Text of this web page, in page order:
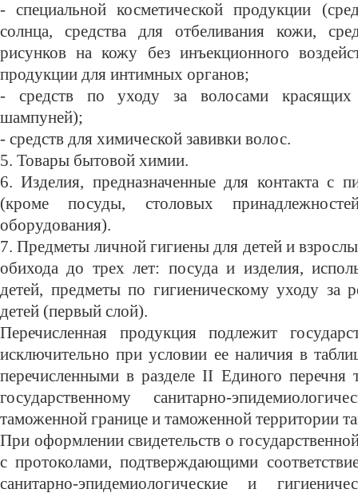
- специальной косметической продукции
солнца, средства для отбеливания кожи,
рисунков на кожу без инъекционного
продукции для интимных органов;
- средств по уходу за волосами красящих
шампуней);
- средств для химической завивки волос.
5. Товары бытовой химии.
6. Изделия, предназначенные для контакта с
(кроме посуды, столовых
оборудования).
7. Предметы личной гигиены для детей и
обихода до трех лет: посуда и изделия,
детей, предметы по гигиеническому уходу за
детей (первый слой).
Перечисленная продукция подлежит
исключительно при условии ее наличия в
перечисленными в разделе II Единого перечня
государственному санитарно-
таможенной границе и таможенной территории
При оформлении свидетельств о
с протоколами, подтверждающими
санитарно-эпидемиологические и